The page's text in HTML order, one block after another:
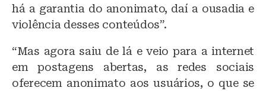
há a garantia do anonimato, daí a ousadia e
violência desses conteúdos”.
“Mas agora saiu de lá e veio para a internet
em postagens abertas, as redes sociais
oferecem anonimato aos usuários, o que se